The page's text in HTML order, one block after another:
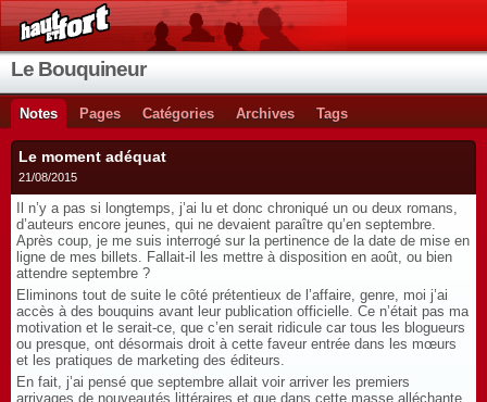
Le Bouquineur
Notes Pages Catégories Archives Tags
Le moment adéquat
21/08/2015
Il n’y a pas si longtemps, j’ai lu et donc chroniqué un ou deux romans,
d’auteurs encore jeunes, qui ne devaient paraître qu’en septembre.
Après coup, je me suis interrogé sur la pertinence de la date de mise en
ligne de mes billets. Fallait-il les mettre à disposition en août, ou bien
attendre septembre ?
Eliminons tout de suite le côté prétentieux de l’affaire, genre, moi j’ai
accès à des bouquins avant leur publication officielle. Ce n’était pas ma
motivation et le serait-ce, que c’en serait ridicule car tous les blogueurs
ou presque, ont désormais droit à cette faveur entrée dans les mœurs
et les pratiques de marketing des éditeurs.
En fait, j’ai pensé que septembre allait voir arriver les premiers
arrivages de nouveautés littéraires et que dans cette masse alléchante,